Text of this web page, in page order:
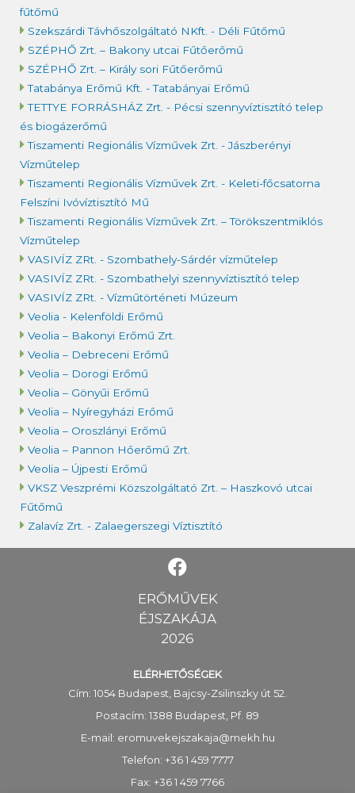
fűtőmű
Szekszárdi Távhőszolgáltató NKft. - Déli Fűtőmű
SZÉPHŐ Zrt. – Bakony utcai Fűtőerőmű
SZÉPHŐ Zrt. – Király sori Fűtőerőmű
Tatabánya Erőmű Kft. - Tatabányai Erőmű
TETTYE FORRÁSHÁZ Zrt. - Pécsi szennyvíztisztító telep
és biogázerőmű
Tiszamenti Regionális Vízművek Zrt. - Jászberényi
Vízműtelep
Tiszamenti Regionális Vízművek Zrt. - Keleti-főcsatorna
Felszíni Ivóvíztisztító Mű
Tiszamenti Regionális Vízművek Zrt. – Törökszentmiklós
Vízműtelep
VASIVÍZ ZRt. - Szombathely-Sárdér vízműtelep
VASIVÍZ ZRt. - Szombathelyi szennyvíztisztító telep
VASIVÍZ ZRt. - Vízműtörténeti Múzeum
Veolia - Kelenföldi Erőmű
Veolia – Bakonyi Erőmű Zrt.
Veolia – Debreceni Erőmű
Veolia – Dorogi Erőmű
Veolia – Gönyűi Erőmű
Veolia – Nyíregyházi Erőmű
Veolia – Oroszlányi Erőmű
Veolia – Pannon Hőerőmű Zrt.
Veolia – Újpesti Erőmű
VKSZ Veszprémi Közszolgáltató Zrt. – Haszkovó utcai
Fűtőmű
Zalavíz Zrt. - Zalaegerszegi Víztisztító
ERŐMŰVEK
ÉJSZAKÁJA
2026
ELÉRHETŐSÉGEK
Cím: 1054 Budapest, Bajcsy-Zsilinszky út 52.
Postacím: 1388 Budapest, Pf. 89
E-mail: eromuvekejszakaja@mekh.hu
Telefon: +36 1 459 7777
Fax: +36 1 459 7766